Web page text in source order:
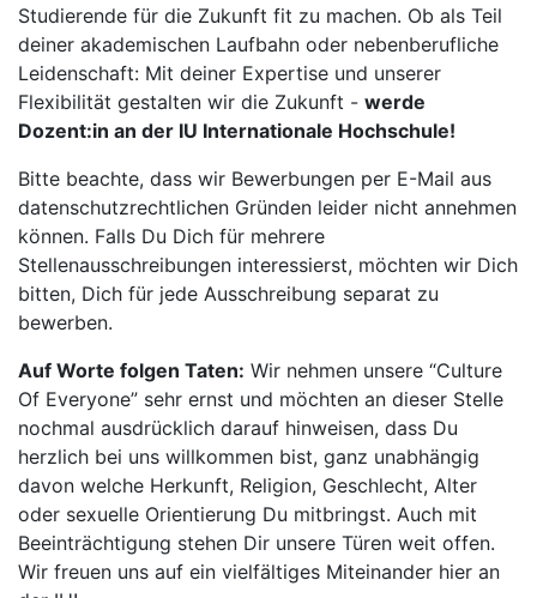
Studierende für die Zukunft fit zu machen. Ob als Teil
deiner akademischen Laufbahn oder nebenberufliche
Leidenschaft: Mit deiner Expertise und unserer
Flexibilität gestalten wir die Zukunft - werde
Dozent:in an der IU Internationale Hochschule!
Bitte beachte, dass wir Bewerbungen per E-Mail aus
datenschutzrechtlichen Gründen leider nicht annehmen
können. Falls Du Dich für mehrere
Stellenausschreibungen interessierst, möchten wir Dich
bitten, Dich für jede Ausschreibung separat zu
bewerben.
Auf Worte folgen Taten: Wir nehmen unsere “Culture
Of Everyone” sehr ernst und möchten an dieser Stelle
nochmal ausdrücklich darauf hinweisen, dass Du
herzlich bei uns willkommen bist, ganz unabhängig
davon welche Herkunft, Religion, Geschlecht, Alter
oder sexuelle Orientierung Du mitbringst. Auch mit
Beeinträchtigung stehen Dir unsere Türen weit offen.
Wir freuen uns auf ein vielfältiges Miteinander hier an